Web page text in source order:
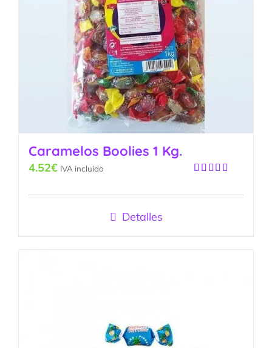
Caramelos Boolies 1 Kg.
5
4.52€ IVA incluido
Detalles